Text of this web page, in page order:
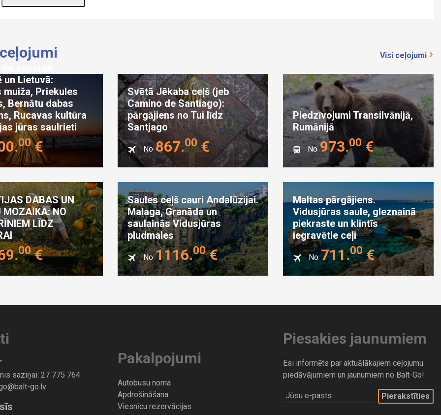
Visi ceļojumi
un Lietuvā:
muiža, Priekules
Bernātu dabas
Rucavas kultūra
jūras saulrieti
.00€
Svētā Jēkaba ceļš (jeb
Camino de Santiago):
pārgājiens no Tui līdz
Santjago
No 867.00€
Piedzīvojumi Transilvānijā,
Rumānijā
No 973.00 €
DABAS UN
MOZAĪKA: NO
LĪDZ
.00€
Saules ceļš cauri Andalūzijai.
Malaga, Granāda un
saulainās Vidusjūras
pludmales
No 1116.00€
Maltas pārgājiens.
Vidusjūras saule, gleznainā
piekraste un klintīs
iegravētie ceļi
No 711.00€
saziņai: 27 775 764
go.lv
Pakalpojumi
Autobusu noma
Apdrošināšana
Viesnīcu rezervācijas
Piesakies jaunumiem
Esi informēts par aktuālākajiem ceļojumu
piedāvājumiem un jaunumiem no Balt-Go!
Jūsu e-pasts